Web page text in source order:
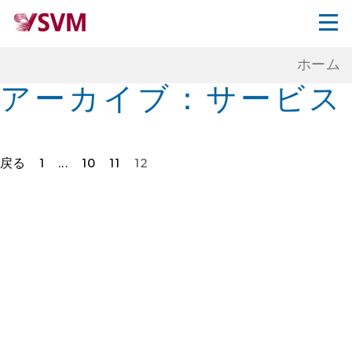
ホーム
アーカイブ： サービス
投
戻る 1 ... 10 11 12